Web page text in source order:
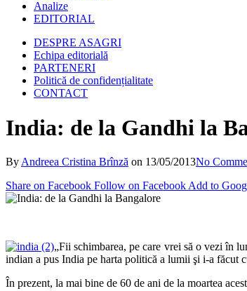
Analize
EDITORIAL
DESPRE ASAGRI
Echipa editorială
PARTENERI
Politică de confidențialitate
CONTACT
India: de la Gandhi la
By Andreea Cristina Brînză on 13/05/2013No
Share on Facebook Follow on Facebook Add to
„Fii schimbarea, pe care vrei să o vezi în
indian a pus India pe harta politică a lumii şi i-a făcut
În prezent, la mai bine de 60 de ani de la moartea